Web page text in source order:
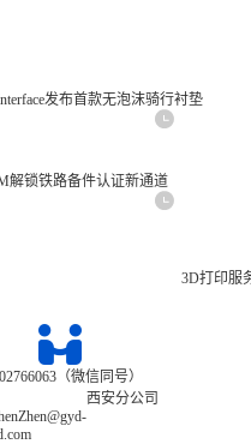
发布首款无泡沫骑行衬垫
解锁铁路备件认证新通道
3D打印服
（微信同号）
西安分公司